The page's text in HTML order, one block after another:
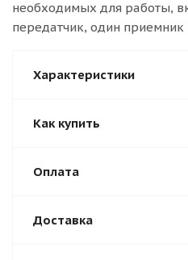
необходимых для работы,
передатчик, один приемник
Характеристики
Как купить
Оплата
Доставка